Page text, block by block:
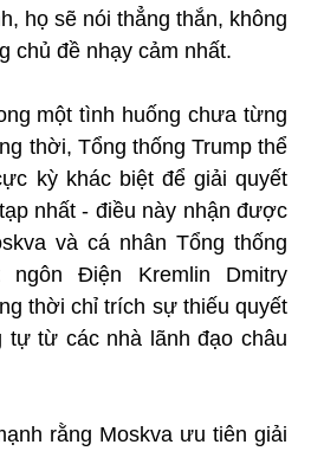
họ sẽ nói thẳng thắn, không
chủ đề nhạy cảm nhất.
một tình huống chưa từng
thời, Tổng thống Trump thể
kỳ khác biệt để giải quyết
nhất - điều này nhận được
và cá nhân Tổng thống
ngôn Điện Kremlin Dmitry
thời chỉ trích sự thiếu quyết
từ các nhà lãnh đạo châu
rằng Moskva ưu tiên giải